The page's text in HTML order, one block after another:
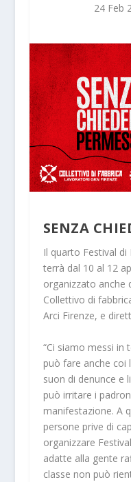
24 Feb
SENZA
Il quarto Festival
terrà dal 10 al 12
organizzato anche
Collettivo di
Arci Firenze, e
“Ci siamo messi in
può fare anche coi
suon di denunce e
può irritare i
manifestazione. A
persone prive di
organizzare
adatte alla gente
classe non può